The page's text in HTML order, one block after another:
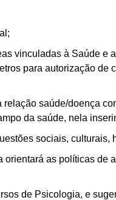
vinculadas à Saúde e
para autorização de
saúde/doença
da saúde, nela
sociais, culturais,
as políticas de
de Psicologia, e